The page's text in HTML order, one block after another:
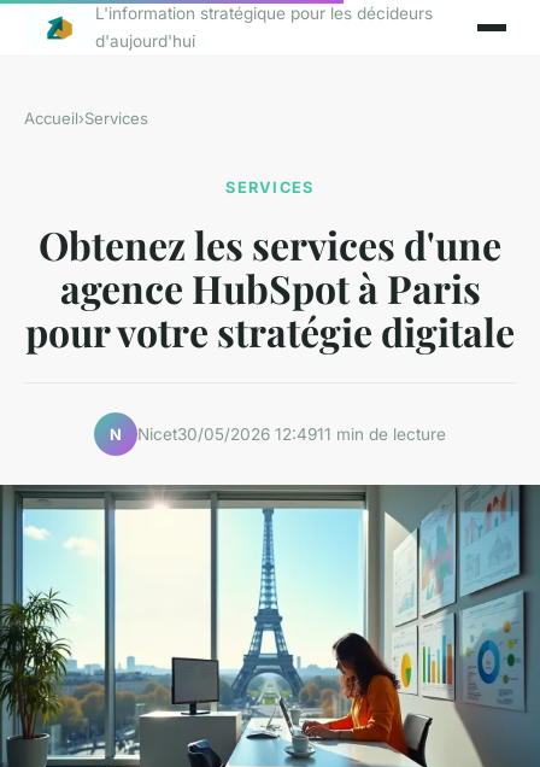
L'information stratégique pour les décideurs
d'aujourd'hui
Accueil›Services
SERVICES
Obtenez les services d'une
agence HubSpot à Paris
pour votre stratégie digitale
N Nicet30/05/2026 12:4911 min de lecture